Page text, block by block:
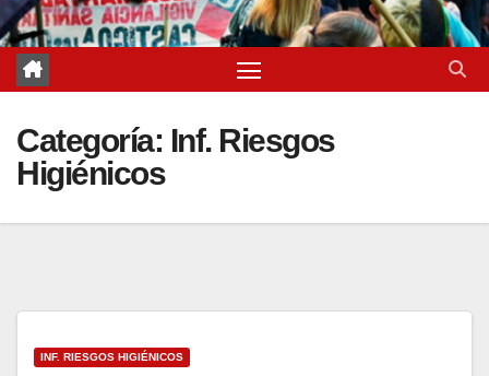
Categoría: Inf. Riesgos
Higiénicos
INF. RIESGOS HIGIÉNICOS